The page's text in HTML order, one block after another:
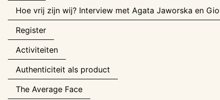
Hoe vrij zijn wij? Interview met Agata Jaworska en
Register
Activiteiten
Authenticiteit als product
The Average Face